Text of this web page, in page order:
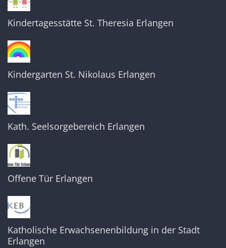
Kindertagesstätte St. Theresia Erlangen
Kindergarten St. Nikolaus Erlangen
Kath. Seelsorgebereich Erlangen
Offene Tür Erlangen
Katholische Erwachsenenbildung in der Stadt
Erlangen